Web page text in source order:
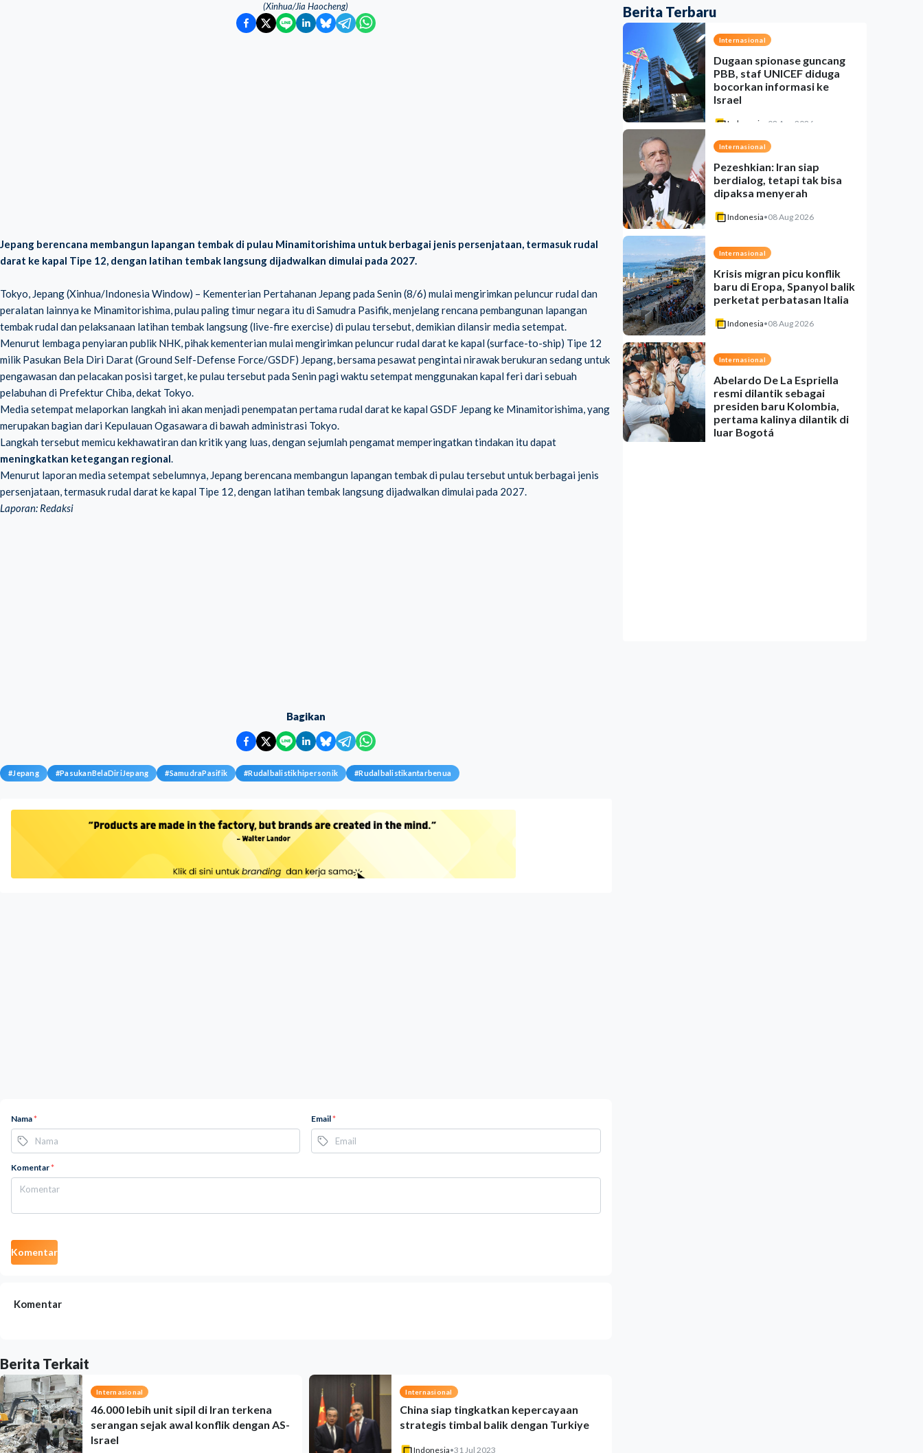
(Xinhua/Jia Haocheng)
Jepang berencana membangun lapangan tembak di pulau Minamitorishima untuk berbagai jenis persenjataan, termasuk rudal
darat ke kapal Tipe 12, dengan latihan tembak langsung dijadwalkan dimulai pada 2027.
Tokyo, Jepang (Xinhua/Indonesia Window) – Kementerian Pertahanan Jepang pada Senin (8/6) mulai mengirimkan peluncur rudal dan
peralatan lainnya ke Minamitorishima, pulau paling timur negara itu di Samudra Pasifik, menjelang rencana pembangunan lapangan
tembak rudal dan pelaksanaan latihan tembak langsung (live-fire exercise) di pulau tersebut, demikian dilansir media setempat.
Menurut lembaga penyiaran publik NHK, pihak kementerian mulai mengirimkan peluncur rudal darat ke kapal (surface-to-ship) Tipe 12
milik Pasukan Bela Diri Darat (Ground Self-Defense Force/GSDF) Jepang, bersama pesawat pengintai nirawak berukuran sedang untuk
pengawasan dan pelacakan posisi target, ke pulau tersebut pada Senin pagi waktu setempat menggunakan kapal feri dari sebuah
pelabuhan di Prefektur Chiba, dekat Tokyo.
Media setempat melaporkan langkah ini akan menjadi penempatan pertama rudal darat ke kapal GSDF Jepang ke Minamitorishima, yang
merupakan bagian dari Kepulauan Ogasawara di bawah administrasi Tokyo.
Langkah tersebut memicu kekhawatiran dan kritik yang luas, dengan sejumlah pengamat memperingatkan tindakan itu dapat
meningkatkan ketegangan regional.
Menurut laporan media setempat sebelumnya, Jepang berencana membangun lapangan tembak di pulau tersebut untuk berbagai jenis
persenjataan, termasuk rudal darat ke kapal Tipe 12, dengan latihan tembak langsung dijadwalkan dimulai pada 2027.
Laporan: Redaksi
Bagikan
#Jepang #PasukanBelaDiriJepang #SamudraPasifik #Rudalbalistikhipersonik #Rudalbalistikantarbenua
Nama* Email*
Komentar*
Komentar
Komentar
Berita Terkait
Internasional
46.000 lebih unit sipil di Iran terkena
serangan sejak awal konflik dengan AS-
Israel
Internasional
China siap tingkatkan kepercayaan
strategis timbal balik dengan Turkiye
Indonesia•31 Jul 2023
Berita Terbaru
Internasional
Dugaan spionase guncang
PBB, staf UNICEF diduga
bocorkan informasi ke
Israel
Indonesia 08 Aug 2026
Internasional
Pezeshkian: Iran siap
berdialog, tetapi tak bisa
dipaksa menyerah
Indonesia•08 Aug 2026
Internasional
Krisis migran picu konflik
baru di Eropa, Spanyol balik
perketat perbatasan Italia
Indonesia•08 Aug 2026
Internasional
Abelardo De La Espriella
resmi dilantik sebagai
presiden baru Kolombia,
pertama kalinya dilantik di
luar Bogotá